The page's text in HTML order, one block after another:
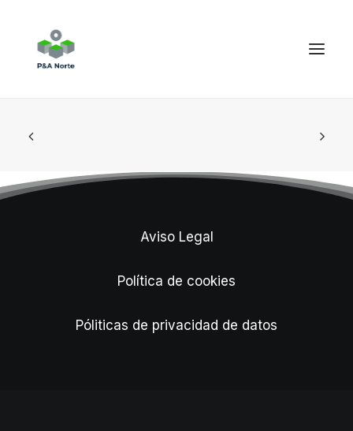
Aviso Legal
Política de cookies
Póliticas de privacidad de datos